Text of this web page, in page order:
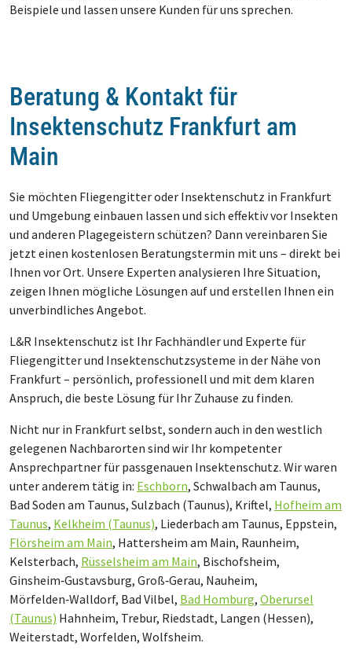
Beispiele und lassen unsere Kunden für uns sprechen.
Beratung & Kontakt für
Insektenschutz Frankfurt am
Main
Sie möchten Fliegengitter oder Insektenschutz in Frankfurt
und Umgebung einbauen lassen und sich effektiv vor Insekten
und anderen Plagegeistern schützen? Dann vereinbaren Sie
jetzt einen kostenlosen Beratungstermin mit uns – direkt bei
Ihnen vor Ort. Unsere Experten analysieren Ihre Situation,
zeigen Ihnen mögliche Lösungen auf und erstellen Ihnen ein
unverbindliches Angebot.
L&R Insektenschutz ist Ihr Fachhändler und Experte für
Fliegengitter und Insektenschutzsysteme in der Nähe von
Frankfurt – persönlich, professionell und mit dem klaren
Anspruch, die beste Lösung für Ihr Zuhause zu finden.
Nicht nur in Frankfurt selbst, sondern auch in den westlich
gelegenen Nachbarorten sind wir Ihr kompetenter
Ansprechpartner für passgenauen Insektenschutz. Wir waren
unter anderem tätig in: Eschborn, Schwalbach am Taunus,
Bad Soden am Taunus, Sulzbach (Taunus), Kriftel, Hofheim am
Taunus, Kelkheim (Taunus), Liederbach am Taunus, Eppstein,
Flörsheim am Main, Hattersheim am Main, Raunheim,
Kelsterbach, Rüsselsheim am Main, Bischofsheim,
Ginsheim‑Gustavsburg, Groß‑Gerau, Nauheim,
Mörfelden‑Walldorf, Bad Vilbel, Bad Homburg, Oberursel
(Taunus) Hahnheim, Trebur, Riedstadt, Langen (Hessen),
Weiterstadt, Worfelden, Wolfsheim.